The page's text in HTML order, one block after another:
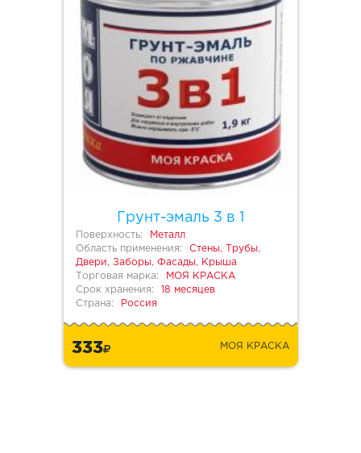
Грунт-эмаль 3 в 1
Поверхность:
Металл
Область применения:
Стены, Трубы,
Двери, Заборы, Фасады, Крыша
Торговая марка:
МОЯ КРАСКА
Срок хранения:
18 месяцев
Страна:
Россия
333 МОЯ КРАСКА